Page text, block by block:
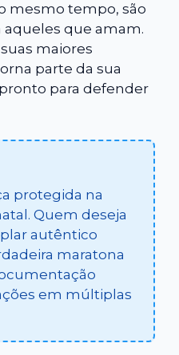
mesmo tempo, são
que amam.
maiores
parte da sua
para defender
protegida na
Quem deseja
autêntico
maratona
em múltiplas